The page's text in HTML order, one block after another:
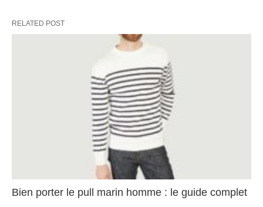
RELATED POST
Bien porter le pull marin homme : le guide complet